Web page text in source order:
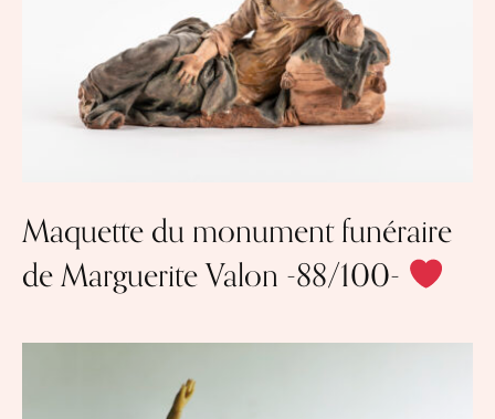
Maquette du monument funéraire
de Marguerite Valon -88/100-